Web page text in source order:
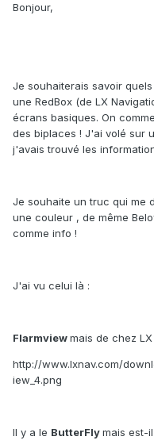
Bonjour,
Je souhaiterais savoir
une RedBox (de LX
écrans basiques. On
des biplaces ! J'ai volé sur
j'avais trouvé les
Je souhaite un truc qui me
une couleur , de même
comme info !
J'ai vu celui là :
Flarmviewmais de chez
http://www.lxnav.com/
iew_4.png
Il y a le ButterFlymais est-